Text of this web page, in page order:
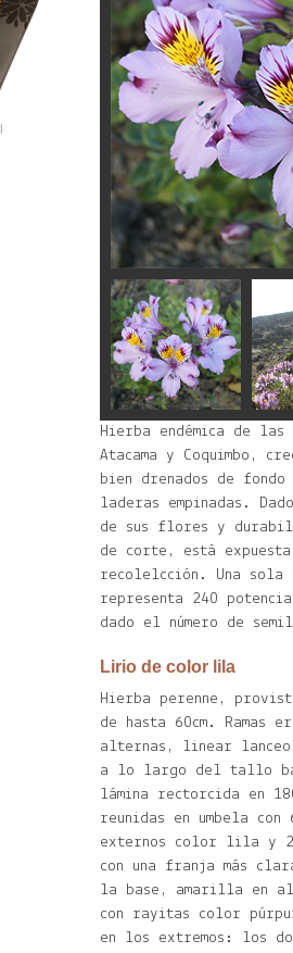
Hierba endémica de las
Atacama y Coquimbo,
bien drenados de fondo
laderas empinadas.
de sus flores y
de corte, está
recolelcción. Una
representa 240
dado el número de
Lirio de color lila
Hierba perenne,
de hasta 60cm. Ramas
alternas, linear
a lo largo del tallo
lámina rectorcida en
reunidas en umbela
externos color lila y
con una franja más
la base, amarilla en al
con rayitas color
en los extremos: los